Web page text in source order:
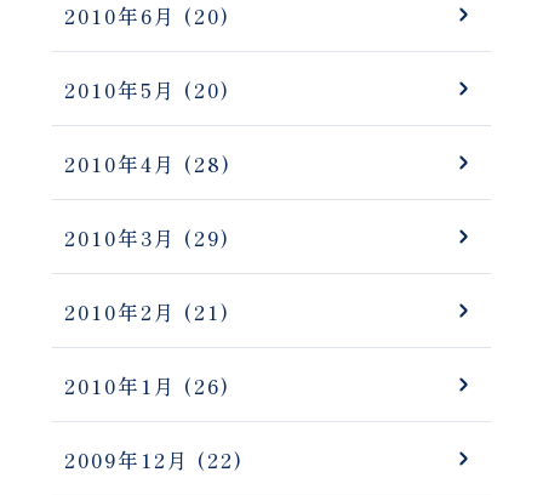
2010年6月 (20)
2010年5月 (20)
2010年4月 (28)
2010年3月 (29)
2010年2月 (21)
2010年1月 (26)
2009年12月 (22)